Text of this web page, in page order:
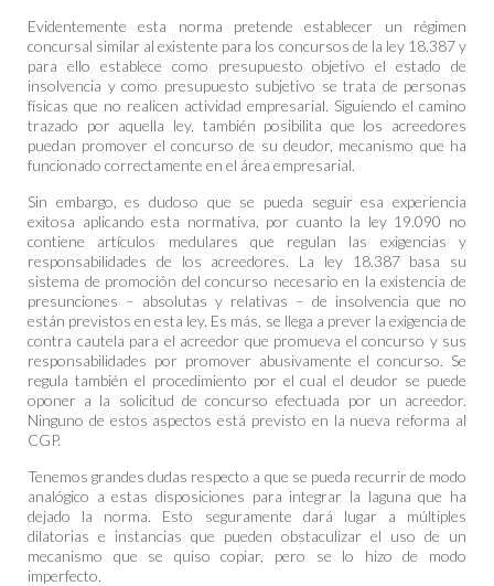
Evidentemente esta norma pretende establecer un régimen
concursal similar al existente para los concursos de la ley 18.387 y
para ello establece como presupuesto objetivo el estado de
insolvencia y como presupuesto subjetivo se trata de personas
físicas que no realicen actividad empresarial. Siguiendo el camino
trazado por aquella ley, también posibilita que los acreedores
puedan promover el concurso de su deudor, mecanismo que ha
funcionado correctamente en el área empresarial.
Sin embargo, es dudoso que se pueda seguir esa experiencia
exitosa aplicando esta normativa, por cuanto la ley 19.090 no
contiene artículos medulares que regulan las exigencias y
responsabilidades de los acreedores. La ley 18.387 basa su
sistema de promoción del concurso necesario en la existencia de
presunciones – absolutas y relativas – de insolvencia que no
están previstos en esta ley. Es más, se llega a prever la exigencia de
contra cautela para el acreedor que promueva el concurso y sus
responsabilidades por promover abusivamente el concurso. Se
regula también el procedimiento por el cual el deudor se puede
oponer a la solicitud de concurso efectuada por un acreedor.
Ninguno de estos aspectos está previsto en la nueva reforma al
CGP.
Tenemos grandes dudas respecto a que se pueda recurrir de modo
analógico a estas disposiciones para integrar la laguna que ha
dejado la norma. Esto seguramente dará lugar a múltiples
dilatorias e instancias que pueden obstaculizar el uso de un
mecanismo que se quiso copiar, pero se lo hizo de modo
imperfecto.